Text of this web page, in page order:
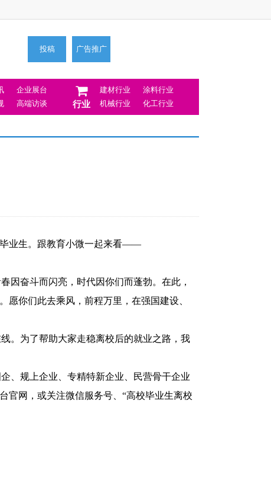
投稿 广告推广
企业展台
高端访谈 行业
建材行业
涂料行业
机械行业
化工行业
毕业生。跟教育小微一起来看——
奋斗而闪亮，时代因你们而蓬勃。在此，
你们此去乘风，前程万里，在强国建设、
。为了帮助大家走稳离校后的就业之路，我
、规上企业、专精特新企业、民营骨干企业
官网，或关注微信服务号、“高校毕业生离校